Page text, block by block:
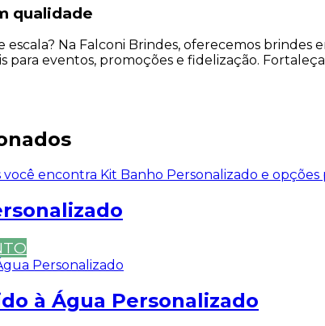
qualidade
Na Falconi Brindes, oferecemos
para eventos, promoções e fidelização.
à Água Personalizado